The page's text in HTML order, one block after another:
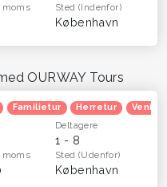
moms Sted(Indenfor)
København
OURWAY Tours
Familietur Herretur
Deltagere
1 - 8
moms Sted(Udenfor)
København